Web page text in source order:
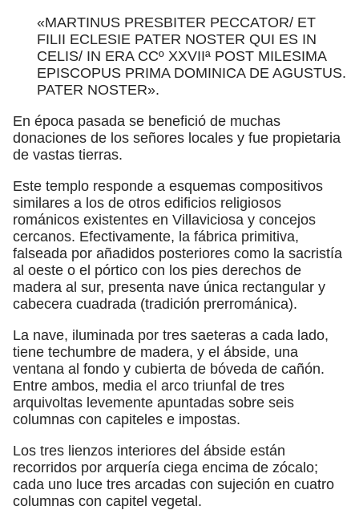
«MARTINUS PRESBITER PECCATOR/ ET
FILII ECLESIE PATER NOSTER QUI ES IN
CELIS/ IN ERA CCº XXVIIª POST MILESIMA
EPISCOPUS PRIMA DOMINICA DE AGUSTUS.
PATER NOSTER».
En época pasada se benefició de muchas
donaciones de los señores locales y fue propietaria
de vastas tierras.
Este templo responde a esquemas compositivos
similares a los de otros edificios religiosos
románicos existentes en Villaviciosa y concejos
cercanos. Efectivamente, la fábrica primitiva,
falseada por añadidos posteriores como la sacristía
al oeste o el pórtico con los pies derechos de
madera al sur, presenta nave única rectangular y
cabecera cuadrada (tradición prerrománica).
La nave, iluminada por tres saeteras a cada lado,
tiene techumbre de madera, y el ábside, una
ventana al fondo y cubierta de bóveda de cañón.
Entre ambos, media el arco triunfal de tres
arquivoltas levemente apuntadas sobre seis
columnas con capiteles e impostas.
Los tres lienzos interiores del ábside están
recorridos por arquería ciega encima de zócalo;
cada uno luce tres arcadas con sujeción en cuatro
columnas con capitel vegetal.